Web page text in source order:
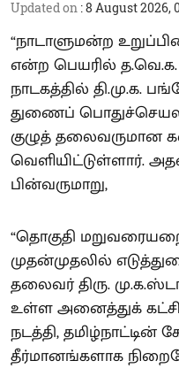
Updated on :8 August 2026,
“நாடாளுமன்ற
என்ற பெயரில் த.வெ.க.
நாடகத்தில் தி.மு.க.
துணைப்
குழுத் தலைவருமான
வெளியிட்டுள்ளார்.
பின்வருமாறு,
“தொகுதி
முதன்முதலில்
தலைவர் திரு.
உள்ள அனைத்துக்
நடத்தி,
தீர்மானங்களாக